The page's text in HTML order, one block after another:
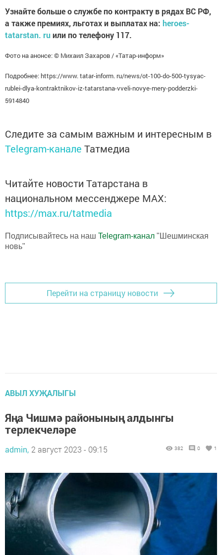
Узнайте больше о службе по контракту в рядах ВС РФ,
а также премиях, льготах и выплатах на: heroes-
tatarstan. ruили по телефону 117.
Фото на анонсе: © Михаил Захаров / «Татар-информ»
Подробнее: https://www. tatar-inform. ru/news/ot-100-do-500-tysyac-
rublei-dlya-kontraktnikov-iz-tatarstana-vveli-novye-mery-podderzki-
5914840
Следите за самым важным и интересным в
Telegram-канале Татмедиа
Читайте новости Татарстана в
национальном мессенджере MАХ:
https://max.ru/tatmedia
Подписывайтесь на наш Telegram-канал "Шешминская
новь"
Перейти на страницу новости
АВЫЛ ХУҖАЛЫГЫ
Яңа Чишмә районының алдынгы
терлекчеләре
admin, 2 август 2023 - 09:15 382 0 1